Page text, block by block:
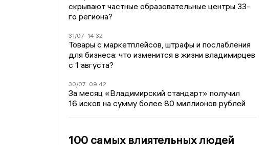
скрывают частные образовательные центры 33-
го региона?
31/07 14:32
Товары с маркетплейсов, штрафы и послабления
для бизнеса: что изменится в жизни владимирцев
с 1 августа?
30/07 09:42
За месяц «Владимирский стандарт» получил
16 исков на сумму более 80 миллионов рублей
100 самых влиятельных людей